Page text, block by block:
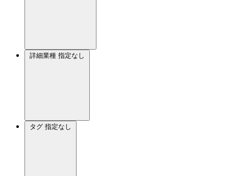
詳細業種 指定なし
タグ 指定なし